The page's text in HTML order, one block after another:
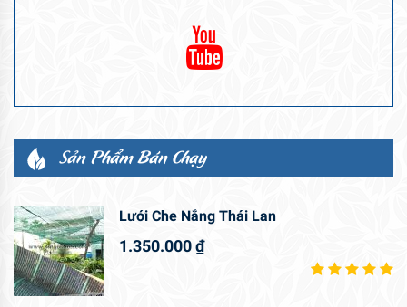
Sản Phẩm Bán Chạy
Lưới Che Nắng Thái Lan
1.350.000₫